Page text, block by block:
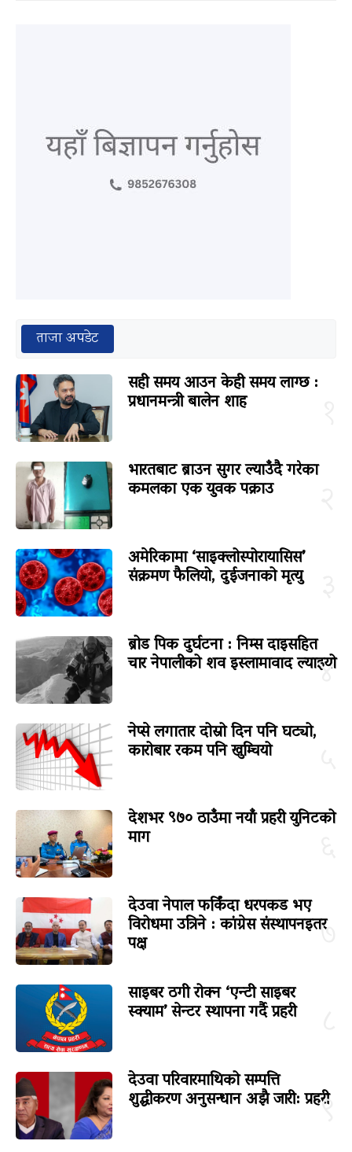
ताजा अपडेट
सही समय आउन केही समय लाग्छ :
प्रधानमन्त्री बालेन शाह
भारतबाट ब्राउन सुगर ल्याउँदै गरेका
कमलका एक युवक पक्राउ
अमेरिकामा ‘साइक्लोस्पोरायासिस’
संक्रमण फैलियो, दुईजनाको मृत्यु
४
ब्रोड पिक दुर्घटना : निम्स दाइसहित
चार नेपालीको शव इस्लामावाद ल्याइयो
नेप्से लगातार दोस्रो दिन पनि घट्यो,
कारोबार रकम पनि खुम्चियो
देशभर ९७० ठाउँमा नयाँ प्रहरी युनिटको
माग
७
देउवा नेपाल फर्किंदा धरपकड भए
विरोधमा उत्रिने : कांग्रेस संस्थापनइतर
पक्ष
साइबर ठगी रोक्न ‘एन्टी साइबर
स्क्याम’ सेन्टर स्थापना गर्दै प्रहरी
९
देउवा परिवारमाथिको सम्पत्ति
शुद्धीकरण अनुसन्धान अझै जारी: प्रहरी